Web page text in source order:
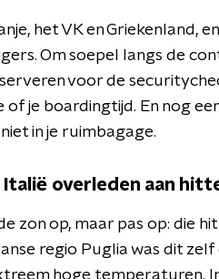
het VK en Griekenland,
Om soepel langs de
voor de
je boardingtijd. En nog
in je ruimbagage.
overleden aan
zon op, maar pas op: die
regio Puglia was dit
hoge temperaturen.